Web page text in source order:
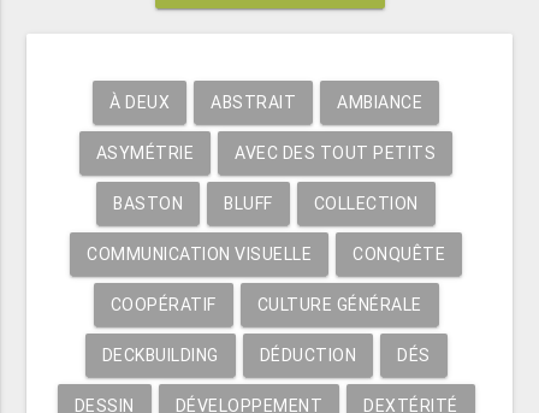
À DEUX ABSTRAIT AMBIANCE
ASYMÉTRIE AVEC DES TOUT PETITS
BASTON BLUFF COLLECTION
COMMUNICATION VISUELLE CONQUÊTE
COOPÉRATIF CULTURE GÉNÉRALE
DECKBUILDING DÉDUCTION DÉS
DESSIN DÉVELOPPEMENT DEXTÉRITÉ